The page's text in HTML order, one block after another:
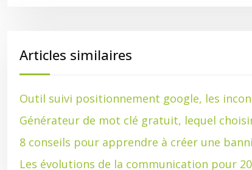
Articles similaires
Outil suivi positionnement google, les
Générateur de mot clé gratuit, lequel
8 conseils pour apprendre à créer une
Les évolutions de la communication pour